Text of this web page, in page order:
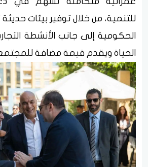
للتنمية، من خلال توفير بيئات
الحكومية إلى جانب الأنشطة
الحياة ويقدم قيمة مضافة